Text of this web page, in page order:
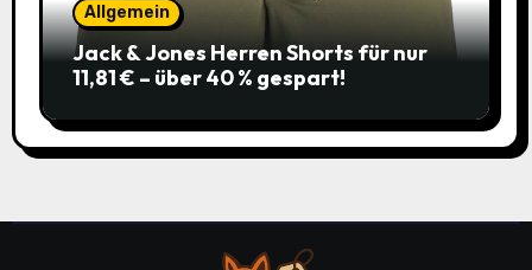
Allgemein
Jack & Jones Herren Shorts für nur
11,81 € – über 40 % gespart!